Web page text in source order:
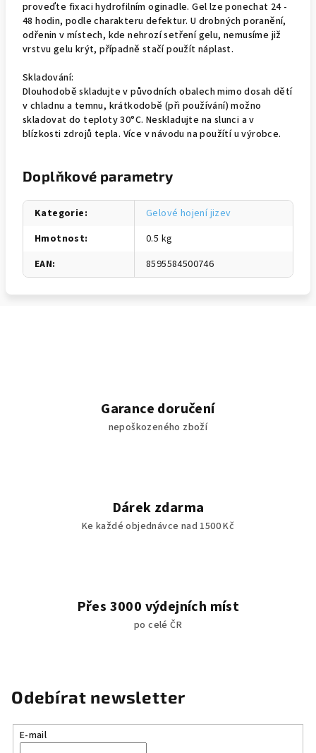
proveďte fixaci hydrofilním oginadle. Gel lze ponechat 24 -
48 hodin, podle charakteru defektur. U drobných poranění,
odřenin v místech, kde nehrozí setření gelu, nemusíme již
vrstvu gelu krýt, případně stačí použít náplast.
Skladování:
Dlouhodobě skladujte v původních obalech mimo dosah dětí
v chladnu a temnu, krátkodobě (při používání) možno
skladovat do teploty 30°C. Neskladujte na slunci a v
blízkosti zdrojů tepla. Více v návodu na použítí u výrobce.
Doplňkové parametry
Kategorie:
Gelové hojení jizev
Hmotnost:
0.5 kg
EAN: 8595584500746
Garance doručení
nepoškozeného zboží
Dárek zdarma
Ke každé objednávce nad 1500 Kč
Přes 3000 výdejních míst
po celé ČR
Odebírat newsletter
E-mail